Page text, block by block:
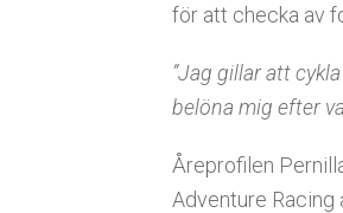
för att checka av
”Jag gillar att
belöna mig efter
Åreprofilen
Adventure Racing